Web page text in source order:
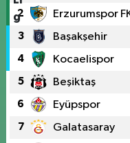
2 Erzurumspor
3 Başakşehir
4 Kocaelispor
5 Beşiktaş
6 Eyüpspor
7 Galatasaray